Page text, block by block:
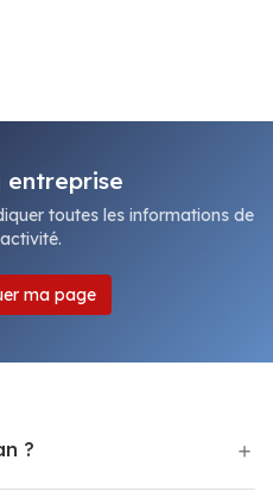
entreprise
toutes les informations de
ma page
?